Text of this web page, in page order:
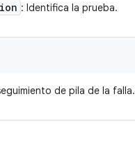
: Identifica la prueba.
de pila de la falla.